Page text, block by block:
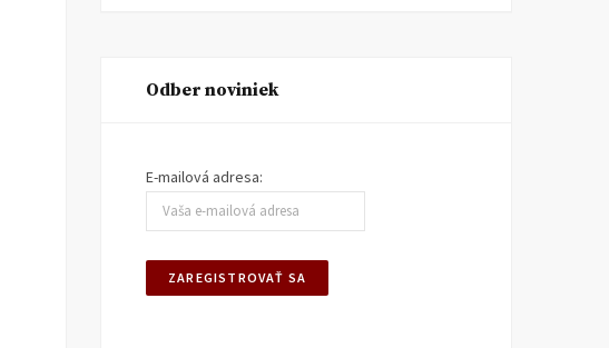
Odber noviniek
E-mailová adresa: